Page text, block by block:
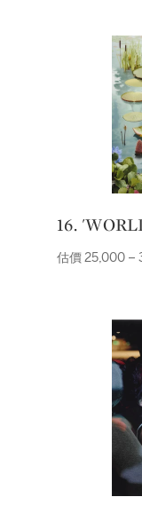
16.
估價 25,000 –